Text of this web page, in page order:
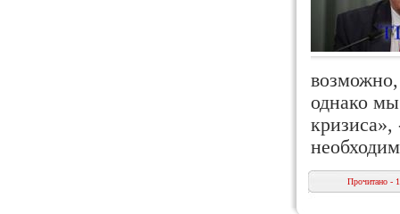
однако
кризиса»,
Прочитано -